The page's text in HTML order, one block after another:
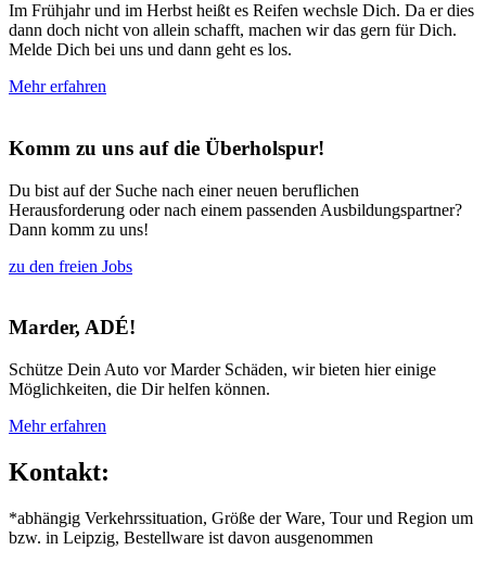
Im Frühjahr und im Herbst heißt es Reifen wechsle Dich. Da er dies
dann doch nicht von allein schafft, machen wir das gern für Dich.
Melde Dich bei uns und dann geht es los.
Mehr erfahren
Komm zu uns auf die Überholspur!
Du bist auf der Suche nach einer neuen beruflichen
Herausforderung oder nach einem passenden Ausbildungspartner?
Dann komm zu uns!
zu den freien Jobs
Marder, ADÉ!
Schütze Dein Auto vor Marder Schäden, wir bieten hier einige
Möglichkeiten, die Dir helfen können.
Mehr erfahren
Kontakt:
*abhängig Verkehrssituation, Größe der Ware, Tour und Region um
bzw. in Leipzig, Bestellware ist davon ausgenommen